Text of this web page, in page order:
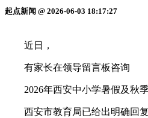
起点新闻 @ 2026-06-03 18:17:27
近日，
有家长在领导留言板咨询
2026年西安中小学暑假及秋
西安市教育局已给出明确回复